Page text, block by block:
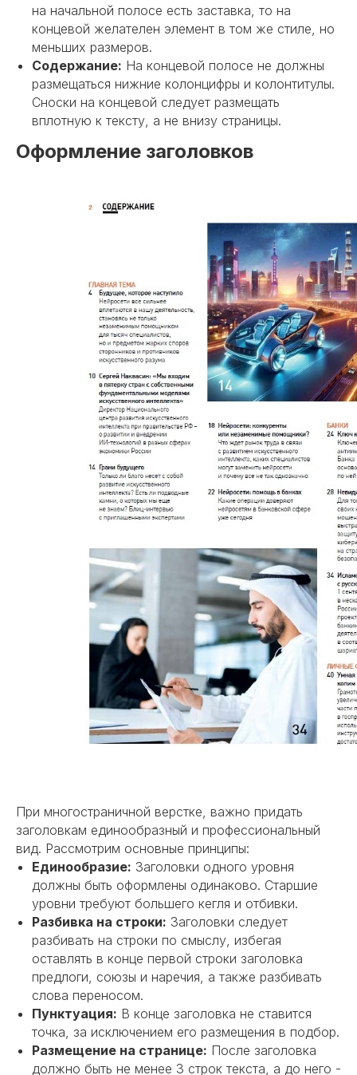
на начальной полосе есть заставка, то на
концевой желателен элемент в том же стиле, но
меньших размеров.
Содержание: На концевой полосе не должны
размещаться нижние колонцифры и колонтитулы.
Сноски на концевой следует размещать
вплотную к тексту, а не внизу страницы.
Оформление заголовков
При многостраничной верстке, важно придать
заголовкам единообразный и профессиональный
вид. Рассмотрим основные принципы:
Единообразие: Заголовки одного уровня
должны быть оформлены одинаково. Старшие
уровни требуют большего кегля и отбивки.
Разбивка на строки: Заголовки следует
разбивать на строки по смыслу, избегая
оставлять в конце первой строки заголовка
предлоги, союзы и наречия, а также разбивать
слова переносом.
Пунктуация: В конце заголовка не ставится
точка, за исключением его размещения в подбор.
Размещение на странице: После заголовка
должно быть не менее 3 строк текста, а до него -